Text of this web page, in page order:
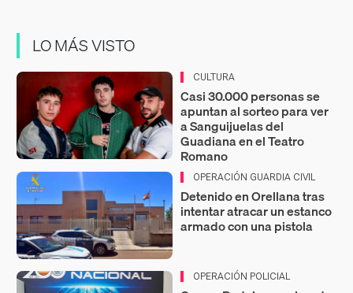
LO MÁS VISTO
CULTURA
Casi 30.000 personas se
apuntan al sorteo para ver
a Sanguijuelas del
Guadiana en el Teatro
Romano
OPERACIÓN GUARDIA CIVIL
Detenido en Orellana tras
intentar atracar un estanco
armado con una pistola
OPERACIÓN POLICIAL